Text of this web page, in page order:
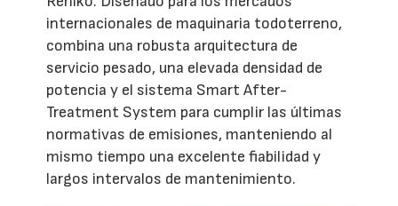
internacionales de maquinaria todoterreno,
combina una robusta arquitectura de
servicio pesado, una elevada densidad de
potencia y el sistema Smart After-
Treatment System para cumplir las últimas
normativas de emisiones, manteniendo al
mismo tiempo una excelente fiabilidad y
largos intervalos de mantenimiento.